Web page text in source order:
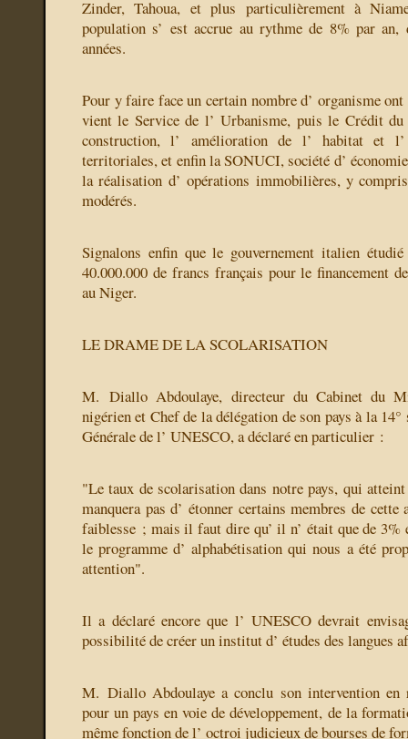
Zinder, Tahoua, et plus particulièrement à
population s’ est accrue au rythme de 8% par
années.
Pour y faire face un certain nombre d’ organisme
vient le Service de l’ Urbanisme, puis le Crédit
construction, l’ amélioration de l’ habitat et
territoriales, et enfin la SONUCI, société d’
la réalisation d’ opérations immobilières, y
modérés.
Signalons enfin que le gouvernement italien
40.000.000 de francs français pour le financement
au Niger.
LE DRAME DE LA SCOLARISATION
M. Diallo Abdoulaye, directeur du Cabinet du
nigérien et Chef de la délégation de son pays à la
Générale de l’ UNESCO, a déclaré en particulier :
"Le taux de scolarisation dans notre pays, qui
manquera pas d’ étonner certains membres de cette
faiblesse ; mais il faut dire qu’ il n’ était que de 3%
le programme d’ alphabétisation qui nous a été
attention".
Il a déclaré encore que l’ UNESCO devrait
possibilité de créer un institut d’ études des langues
M. Diallo Abdoulaye a conclu son intervention en
pour un pays en voie de développement, de la
même fonction de l’ octroi judicieux de bourses de